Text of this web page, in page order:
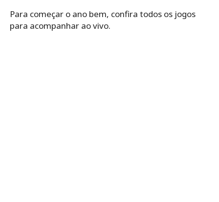
Para começar o ano bem, confira todos os jogos
para acompanhar ao vivo.